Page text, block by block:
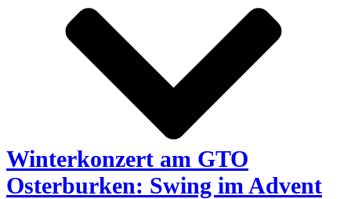
Winterkonzert am GTO
Osterburken: Swing im Advent